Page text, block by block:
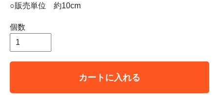
○販売単位 約10cm
個数
カートに入れる